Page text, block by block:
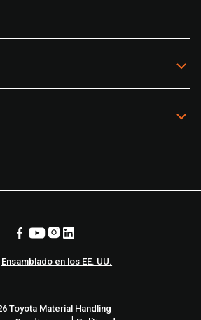
Ensamblado en los EE. UU.
Toyota Material Handling